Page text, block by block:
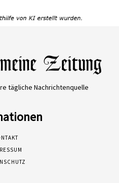
tägliche Nachrichtenquelle